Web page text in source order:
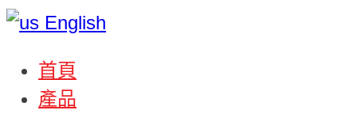
English
首頁
產品